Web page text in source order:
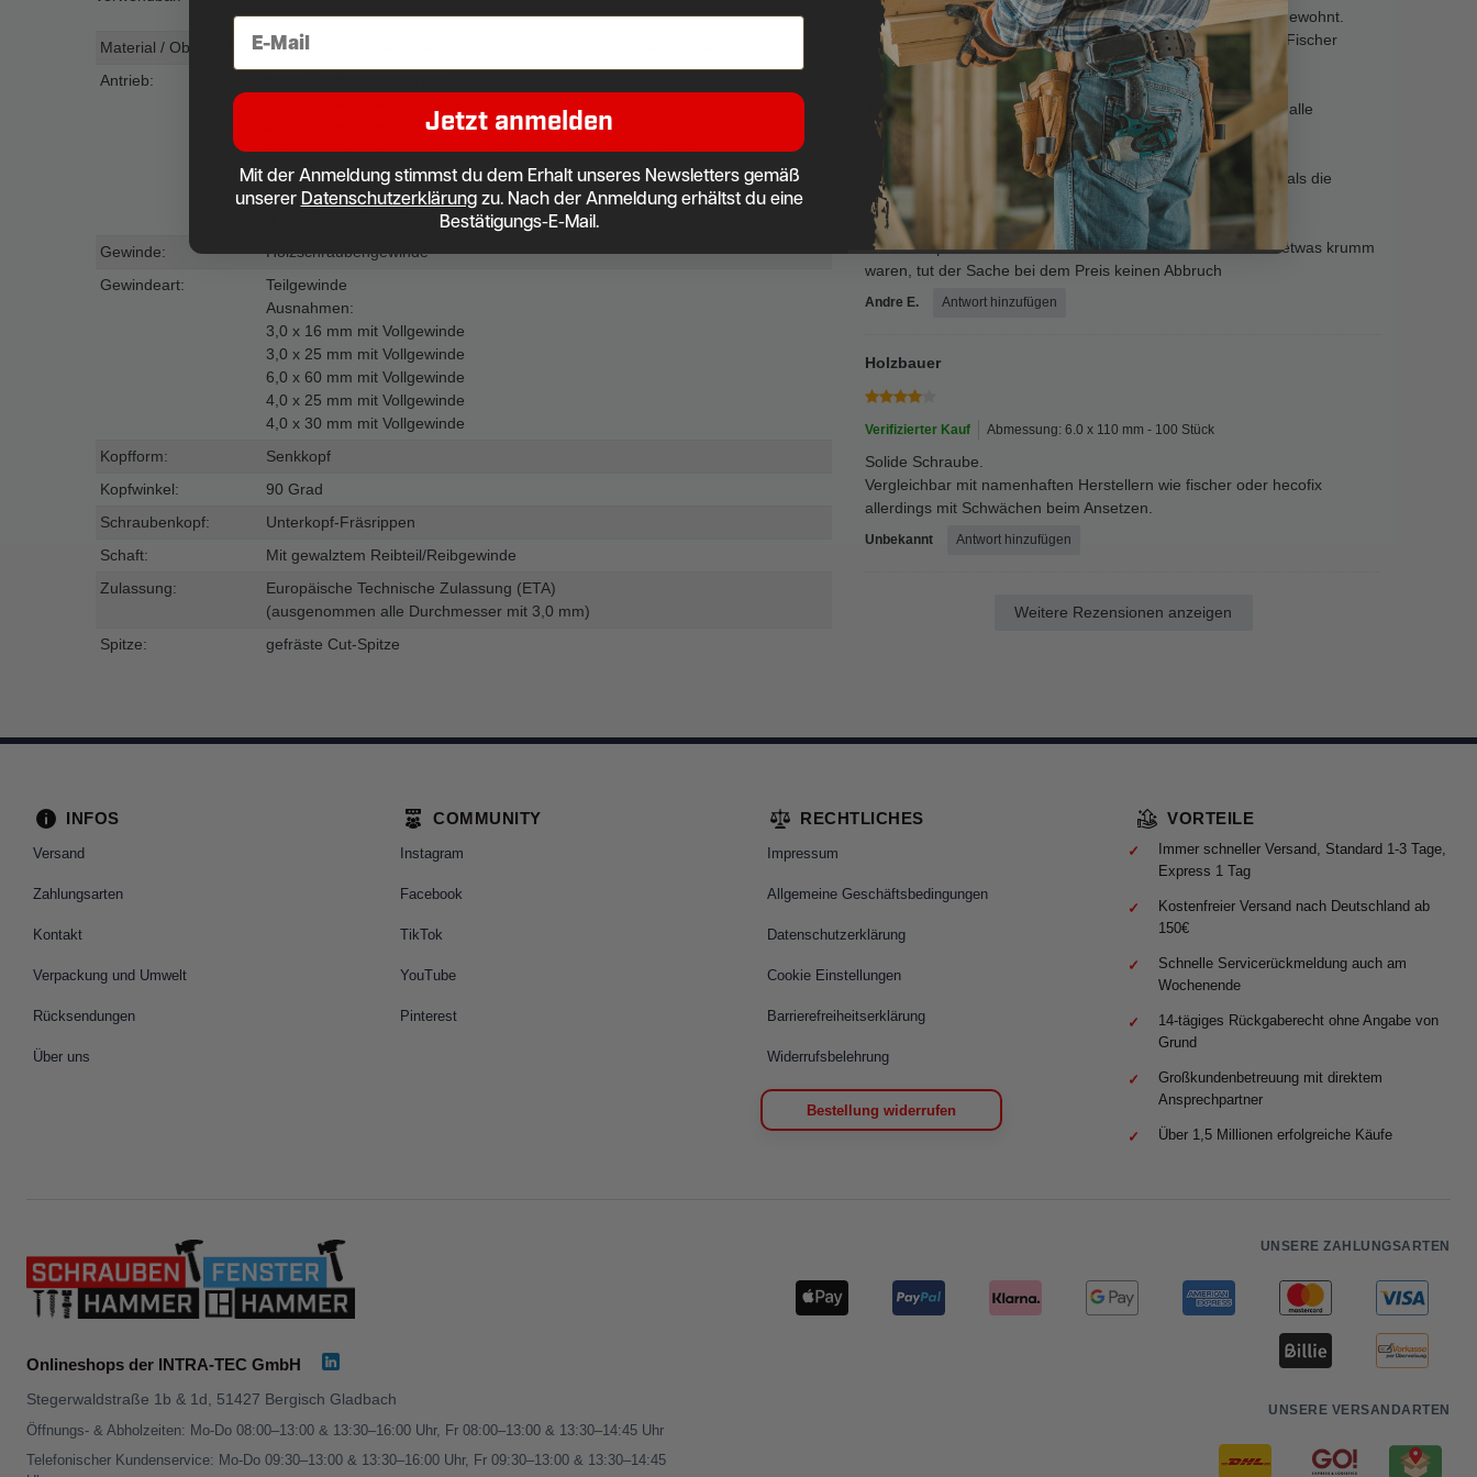
Material / Oberfläche:
Hell verzinkter Stahl, frei von Chrom(VI)-Oxid (umweltfreundliche Herstellung)
Antrieb:
4,0 mm Gewindedurchmesser: TX20
4,5 mm Gewindedurchmesser: TX25 (bis Länge 35mm TX20)
5,0 mm Gewindedurchmesser: TX25
6 mm Gewindedurchmesser: TX30
8 mm Gewindedurchmesser: TX40
Gewinde:
Holzschraubengewinde
Gewindeart:
Teilgewinde
Ausnahmen:
3,0 x 16 mm mit Vollgewinde
3,0 x 25 mm mit Vollgewinde
6,0 x 60 mm mit Vollgewinde
4,0 x 25 mm mit Vollgewinde
4,0 x 30 mm mit Vollgewinde
Kopfform:
Senkkopf
Kopfwinkel:
90 Grad
Schraubenkopf:
Unterkopf-Fräsrippen
Schaft:
Mit gewalztem Reibteil/Reibgewinde
Zulassung:
Europäische Technische Zulassung (ETA)
(ausgenommen alle Durchmesser mit 3,0 mm)
Spitze:
gefräste Cut-Spitze
Ich bin Dachdecker und den Umgang mit Würth Schrauben gewohnt.
Auf der suche nach einer Günstigeren alternative bin ich bei Fischer
gelandet.
Jetzt Baue ich mit einem Freund sein Dach um und ich habe alle
benötigten Schrauben Von Screw Rebel bestellt.
Meiner Meinung nach sind sie sogar noch ein Ticken besser als die
Fischer Schrauben..
Wirklich top ! Und das bei den 120ern Schrauben 3-4 Stück etwas krumm
waren, tut der Sache bei dem Preis keinen Abbruch
Andre E. Antwort hinzufügen
Holzbauer
Verifizierter Kauf Abmessung: 6.0 x 110 mm - 100 Stück
Solide Schraube.
Vergleichbar mit namenhaften Herstellern wie fischer oder hecofix
allerdings mit Schwächen beim Ansetzen.
Unbekannt Antwort hinzufügen
Weitere Rezensionen anzeigen
INFOS
Versand
Zahlungsarten
Kontakt
Verpackung und Umwelt
Rücksendungen
Über uns
COMMUNITY
Instagram
Facebook
TikTok
YouTube
Pinterest
RECHTLICHES
Impressum
Allgemeine Geschäftsbedingungen
Datenschutzerklärung
Cookie Einstellungen
Barrierefreiheitserklärung
Widerrufsbelehrung
Bestellung widerrufen
VORTEILE
Immer schneller Versand, Standard 1-3 Tage,
Express 1 Tag
Kostenfreier Versand nach Deutschland ab
150€
Schnelle Servicerückmeldung auch am
Wochenende
14-tägiges Rückgaberecht ohne Angabe von
Grund
Großkundenbetreuung mit direktem
Ansprechpartner
Über 1,5 Millionen erfolgreiche Käufe
Onlineshops der INTRA-TEC GmbH
Stegerwaldstraße 1b & 1d, 51427 Bergisch Gladbach
Öffnungs- & Abholzeiten: Mo-Do 08:00–13:00 & 13:30–16:00 Uhr, Fr 08:00–13:00 & 13:30–14:45 Uhr
Telefonischer Kundenservice: Mo-Do 09:30–13:00 & 13:30–16:00 Uhr, Fr 09:30–13:00 & 13:30–14:45
UNSERE ZAHLUNGSARTEN
UNSERE VERSANDARTEN
E-Mail
Jetzt anmelden
Mit der Anmeldung stimmst du dem Erhalt unseres Newsletters gemäß
unserer Datenschutzerklärungzu. Nach der Anmeldung erhältst du eine
Bestätigungs-E-Mail.